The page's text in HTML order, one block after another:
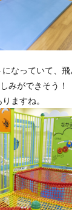
なっていて、飛
みができそう！
ますね。